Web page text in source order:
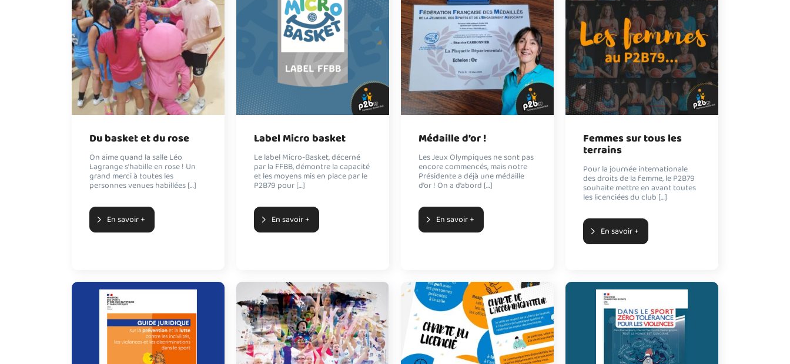
Du basket et du rose
On aime quand la salle Léo
Lagrange s’habille en rose ! Un
grand merci à toutes les
personnes venues habillées […]
En savoir +
Label Micro basket
Le label Micro-Basket, décerné
par la FFBB, démontre la capacité
et les moyens mis en place par le
P2B79 pour […]
En savoir +
Médaille d’or !
Les Jeux Olympiques ne sont pas
encore commencés, mais notre
Présidente a déjà une médaille
d’or ! On a d’abord […]
En savoir +
Femmes sur tous les
terrains
Pour la journée internationale
des droits de la femme, le P2B79
souhaite mettre en avant toutes
les licenciées du club […]
En savoir +